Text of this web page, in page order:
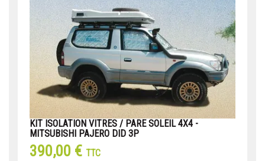
KIT ISOLATION VITRES / PARE SOLEIL 4X4 -
MITSUBISHI PAJERO DID 3P
390,00 € TTC